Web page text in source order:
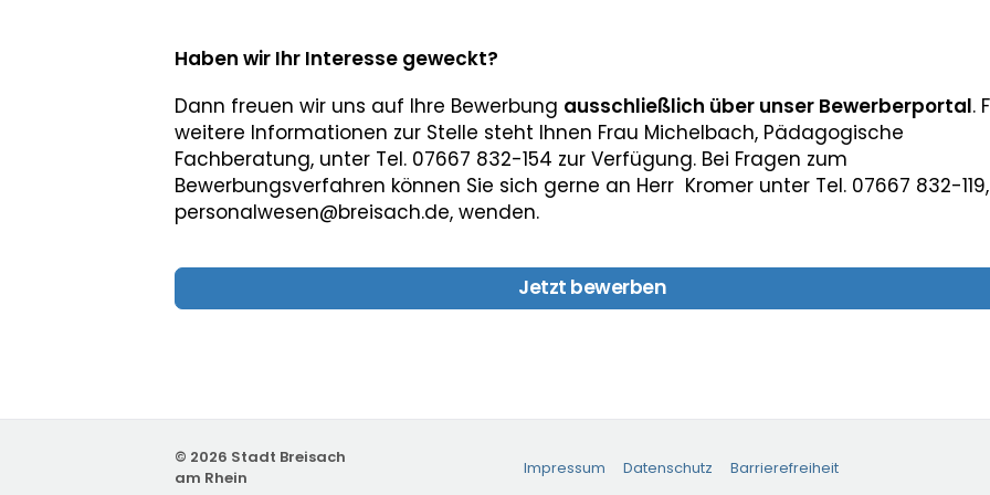
Haben wir Ihr Interesse geweckt?
Dann freuen wir uns auf Ihre Bewerbung ausschließlich über unser Bewerberportal.
weitere Informationen zur Stelle steht Ihnen Frau Michelbach, Pädagogische
Fachberatung, unter Tel. 07667 832-154 zur Verfügung. Bei Fragen zum
Bewerbungsverfahren können Sie sich gerne an Herr Kromer unter Tel. 07667 832-119,
personalwesen@breisach.de, wenden.
Jetzt bewerben
© 2026 Stadt Breisach
am Rhein
Impressum Datenschutz Barrierefreiheit